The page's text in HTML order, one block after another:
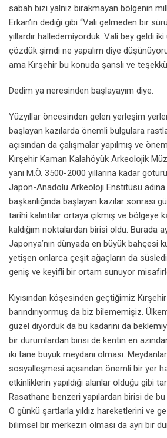
sabah bizi yalnız bırakmayan bölgenin
Erkan’ın dediği gibi “Vali gelmeden bir
yıllardır halledemiyorduk. Vali bey geldi
çözdük şimdi ne yapalım diye
ama Kırşehir bu konuda şanslı ve
Dedim ya neresinden başlayayım diye.
Yüzyıllar öncesinden gelen yerleşim
başlayan kazılarda önemli bulgulara
açısından da çalışmalar yapılmış ve
Kırşehir Kaman Kalahöyük Arkeolojik
yani M.Ö. 3500-2000 yıllarına kadar
Japon-Anadolu Arkeoloji Enstitüsü adına
başkanlığında başlayan kazılar sonrası
tarihi kalıntılar ortaya çıkmış ve bölgeye
kaldığım noktalardan birisi oldu. Burada
Japonya’nın dünyada en büyük bahçesi
yetişen onlarca çeşit ağaçların da
geniş ve keyifli bir ortam sunuyor
Kıyısından köşesinden geçtiğimiz
barındırıyormuş da biz bilememişiz.
güzel diyorduk da bu kadarını da
bir durumlardan birisi de kentin en
iki tane büyük meydanı olması.
sosyalleşmesi açısından önemli bir yer
etkinliklerin yapıldığı alanlar olduğu gibi
Rasathane benzeri yapılardan birisi de
O günkü şartlarla yıldız hareketlerini ve
bilimsel bir merkezin olması da ayrı bir